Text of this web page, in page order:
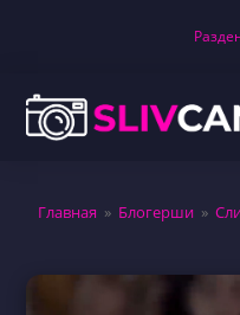
Главная » Блогерши »